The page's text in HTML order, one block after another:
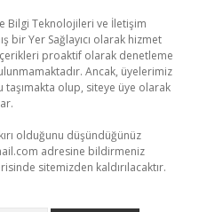
Bilgi Teknolojileri ve İletişim
bir Yer Sağlayıcı olarak hizmet
proaktif olarak denetleme
Ancak, üyelerimiz
taşımakta olup, siteye üye olarak
olduğunu düşündüğünüz
adresine bildirmeniz
sitemizden kaldırılacaktır.